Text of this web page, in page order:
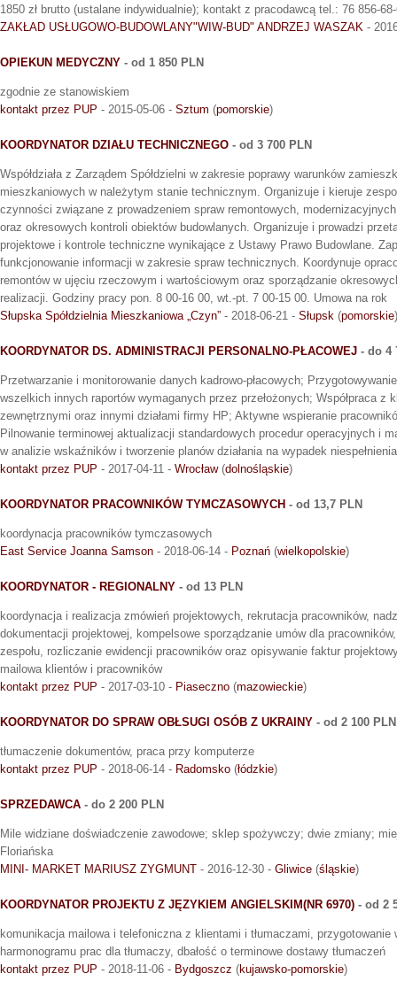
1850 zł brutto (ustalane indywidualnie); kontakt z pracodawcą tel.: 76 856-
ZAKŁAD USŁUGOWO-BUDOWLANY"WIW-BUD" ANDRZEJ WASZAK -
OPIEKUN MEDYCZNY - od 1 850 PLN
zgodnie ze stanowiskiem
kontakt przez PUP - 2015-05-06 - Sztum (pomorskie)
KOORDYNATOR DZIAŁU TECHNICZNEGO - od 3 700 PLN
Współdziała z Zarządem Spółdzielni w zakresie poprawy warunków
mieszkaniowych w należytym stanie technicznym. Organizuje i kieruje
czynności związane z prowadzeniem spraw remontowych,
oraz okresowych kontroli obiektów budowlanych. Organizuje i prowadzi
projektowe i kontrole techniczne wynikające z Ustawy Prawo Budowlane.
funkcjonowanie informacji w zakresie spraw technicznych. Koordynuje
remontów w ujęciu rzeczowym i wartościowym oraz sporządzanie
realizacji. Godziny pracy pon. 8 00-16 00, wt.-pt. 7 00-15 00. Umowa na rok
Słupska Spółdzielnia Mieszkaniowa „Czyn” - 2018-06-21 - Słupsk (pomorskie)
KOORDYNATOR DS. ADMINISTRACJI PERSONALNO-PŁACOWEJ - do 4
Przetwarzanie i monitorowanie danych kadrowo-płacowych;
wszelkich innych raportów wymaganych przez przełożonych; Współpraca z
zewnętrznymi oraz innymi działami firmy HP; Aktywne wspieranie
Pilnowanie terminowej aktualizacji standardowych procedur operacyjnych i
w analizie wskaźników i tworzenie planów działania na wypadek
kontakt przez PUP - 2017-04-11 - Wrocław(dolnośląskie)
KOORDYNATOR PRACOWNIKÓW TYMCZASOWYCH - od 13,7 PLN
koordynacja pracowników tymczasowych
East Service Joanna Samson - 2018-06-14 - Poznań (wielkopolskie)
KOORDYNATOR - REGIONALNY - od 13 PLN
koordynacja i realizacja zmówień projektowych, rekrutacja pracowników,
dokumentacji projektowej, kompelsowe sporządzanie umów dla
zespołu, rozliczanie ewidencji pracowników oraz opisywanie faktur
mailowa klientów i pracowników
kontakt przez PUP - 2017-03-10 - Piaseczno (mazowieckie)
KOORDYNATOR DO SPRAW OBŁSUGI OSÓB Z UKRAINY - od 2 100 PLN
tłumaczenie dokumentów, praca przy komputerze
kontakt przez PUP - 2018-06-14 - Radomsko (łódzkie)
SPRZEDAWCA - do 2 200 PLN
Mile widziane doświadczenie zawodowe; sklep spożywczy; dwie zmiany;
Floriańska
MINI- MARKET MARIUSZ ZYGMUNT - 2016-12-30 - Gliwice (śląskie)
KOORDYNATOR PROJEKTU Z JĘZYKIEM ANGIELSKIM(NR 6970) - od 2
komunikacja mailowa i telefoniczna z klientami i tłumaczami,
harmonogramu prac dla tłumaczy, dbałość o terminowe dostawy tłumaczeń
kontakt przez PUP - 2018-11-06 - Bydgoszcz (kujawsko-pomorskie)